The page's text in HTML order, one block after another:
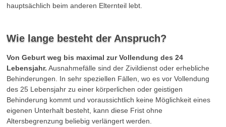
hauptsächlich beim anderen Elternteil lebt.
Wie lange besteht der Anspruch?
Von Geburt weg bis maximal zur Vollendung des 24
Lebensjahr. Ausnahmefälle sind der Zivildienst oder erhebliche
Behinderungen. In sehr speziellen Fällen, wo es vor Vollendung
des 25 Lebensjahr zu einer körperlichen oder geistigen
Behinderung kommt und voraussichtlich keine Möglichkeit eines
eigenen Unterhalt besteht, kann diese Frist ohne
Altersbegrenzung beliebig verlängert werden.